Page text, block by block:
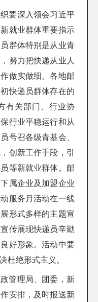
要深入领会习近平
就业群体重要指示
群体特别是从业青
努力把快递从业人
做实做细。各地邮
快递员群体存在的
有关部门、行业协
行业平稳运行和从
号召各级青基会、
创新工作手段，引
等新就业群体。邮
属企业及加盟企业
服务月活动在一线
形式多样的主题宣
传展现快递员辛勤
好形象。活动中要
杜绝形式主义。
管理局、团委，新
安排，及时报送新